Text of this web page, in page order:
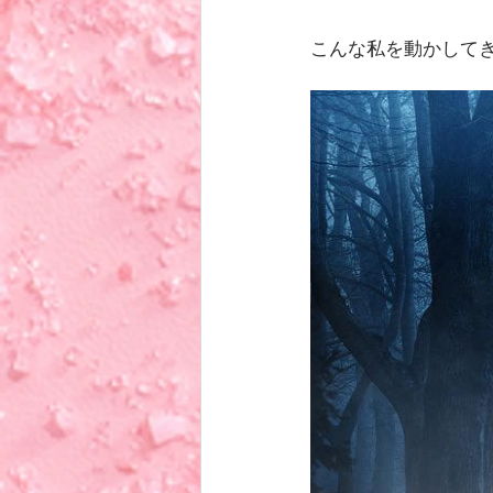
こんな私を動かして